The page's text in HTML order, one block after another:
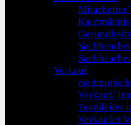
Mitarbeiter
Verkauf
Verkauf/
Teamleiter
Verkäufer